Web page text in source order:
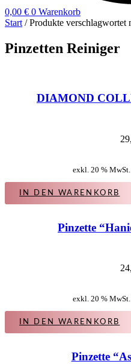
0,00 € 0 Warenkorb
Start / Produkte verschlagwortet
Pinzetten Reiniger
DIAMOND
exkl. 20 % MwSt.
IN DEN WARENKORB
Pinzette
exkl. 20 %
IN DEN WARENKORB
Pinzette